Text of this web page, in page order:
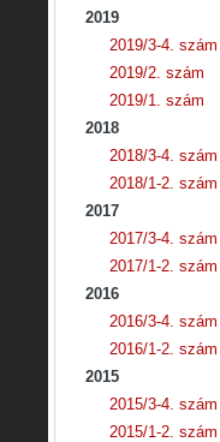
2019
2019/3-4. szám
2019/2. szám
2019/1. szám
2018
2018/3-4. szám
2018/1-2. szám
2017
2017/3-4. szám
2017/1-2. szám
2016
2016/3-4. szám
2016/1-2. szám
2015
2015/3-4. szám
2015/1-2. szám